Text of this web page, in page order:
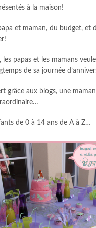
à la maison!
et maman, du budget,
papas et les mamans
de sa journée
grâce aux blogs, une
de 0 à 14 ans de A à Z…